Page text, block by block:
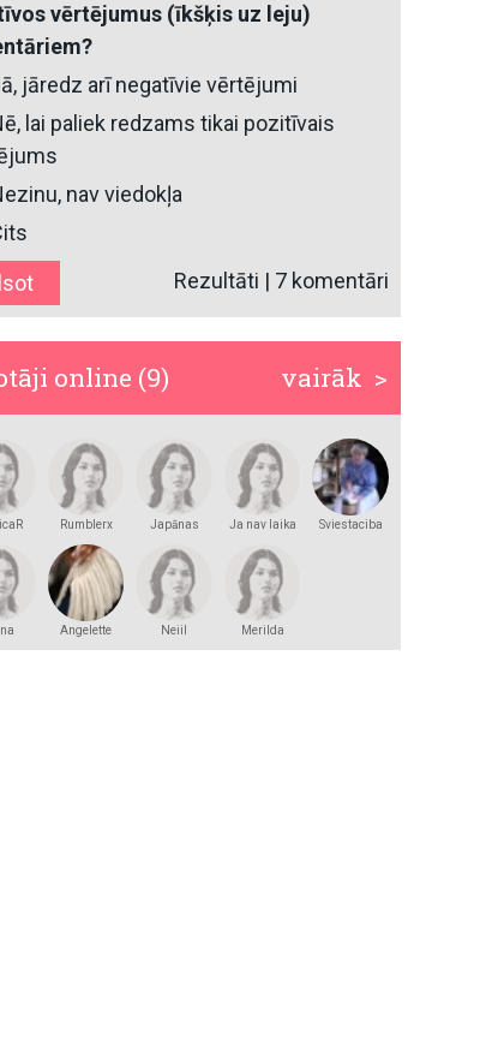
vērtējumus (īkšķis uz leju)
jāredz arī negatīvie vērtējumi
lai paliek redzams tikai pozitīvais
nav viedokļa
Rezultāti | 7 komentāri
vairāk >
online (9)
Rumblerx
Japānas
Ja nav laika Sviestaciba
Angelette Neiil Merilda